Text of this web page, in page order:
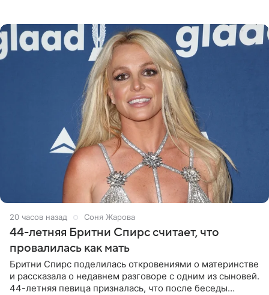
20 часов назад Соня Жарова
44-летняя Бритни Спирс считает, что
провалилась как мать
Бритни Спирс поделилась откровениями о материнстве
и рассказала о недавнем разговоре с одним из сыновей.
44-летняя певица призналась, что после беседы